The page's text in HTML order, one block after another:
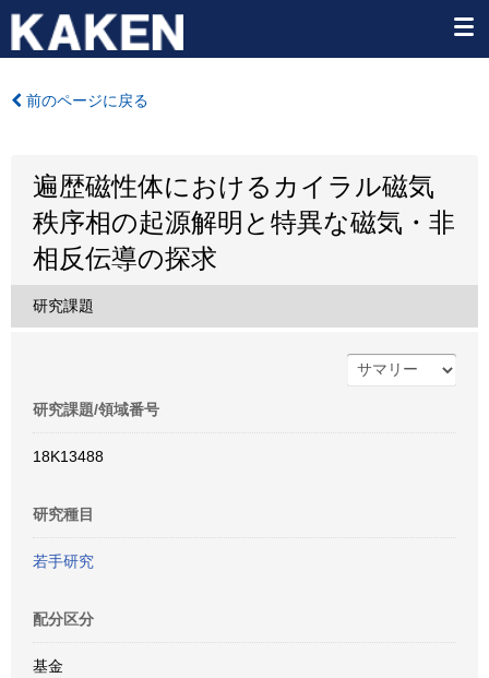
前のページに戻る
遍歴磁性体におけるカイラル磁気
秩序相の起源解明と特異な磁気・非
相反伝導の探求
研究課題
研究課題/領域番号
18K13488
研究種目
若手研究
配分区分
基金